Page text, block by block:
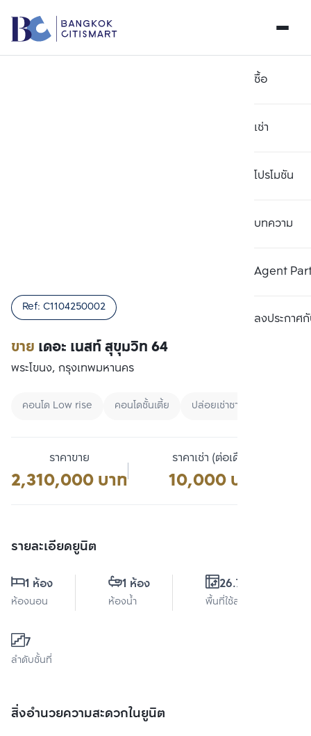
ซื้อ
เช่า
โปรโมชัน
บทความ
Agent
ลงประกาศกั
ขาย เดอะ เนสท์ สุขุมวิท 64
Ref: C1104250002
พระโขนง, กรุงเทพมหานคร
คอนโด Low rise คอนโดชั้นเตี้ย ปล่อยเช่าชาวต่างชาติ
ราคาขาย
2,310,000 บาท
ราคาเช่า (ต่อเดือน)
10,000 บาท
รายละเอียดยูนิต
1 ห้อง
ห้องนอน
1 ห้อง
ห้องน้ำ
26.71 ตร.ม.
พื้นที่ใช้สอย
7
ลำดับชั้นที่
สิ่งอำนวยความสะดวกในยูนิต
เปรียบเทียบ